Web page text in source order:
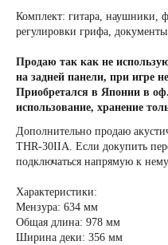
Комплект: гитара, наушники,
регулировки грифа,
Продаю так как не
на задней панели, при игре
Приобретался в Японии в
использование, хранение
Дополнительно продаю
THR-30IIA. Если докупить
подключаться напрямую к
Характеристики:
Мензуpa: 634 мм
Общая длина: 978 мм
Ширина деки: 356 мм